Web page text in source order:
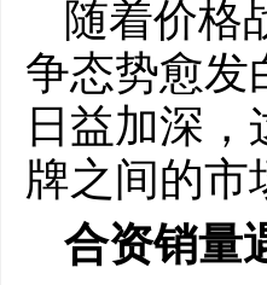
随着价格
争态势愈发
日益加深
牌之间的市
合资销量